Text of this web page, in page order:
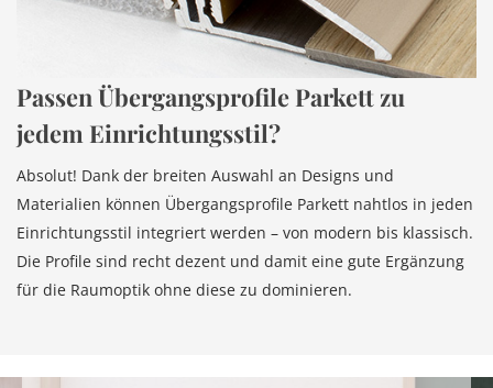
Passen Übergangsprofile Parkett zu
jedem Einrichtungsstil?
Absolut! Dank der breiten Auswahl an Designs und
Materialien können Übergangsprofile Parkett nahtlos in jeden
Einrichtungsstil integriert werden – von modern bis klassisch.
Die Profile sind recht dezent und damit eine gute Ergänzung
für die Raumoptik ohne diese zu dominieren.